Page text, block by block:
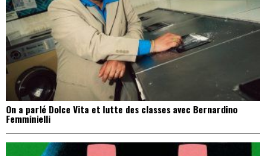
On a parlé Dolce Vita et lutte des classes avec Bernardino
Femminielli